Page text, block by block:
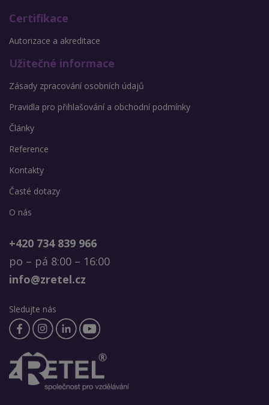
Certifikace
Autorizace a akreditace
Užitečné informace
Zásady zpracování osobních údajů
Pravidla pro přihlašování a obchodní podmínky
Články
Reference
Kontakty
Časté dotazy
O nás
+420 734 839 966
po – pá 8:00 – 16:00
info@zretel.cz
Sledujte nás